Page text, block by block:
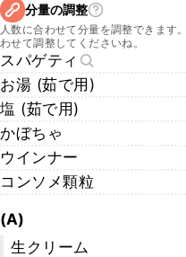
分量の調整
人数に合わせて分量を調整できます
わせて調整してくださいね。
スパゲティ
お湯 (茹で用)
塩 (茹で用)
かぼちゃ
ウインナー
コンソメ顆粒
(A)
生クリーム